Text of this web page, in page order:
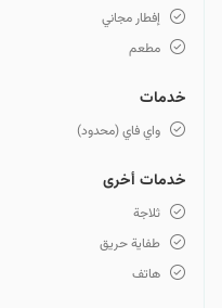
إفطار مجاني
مطعم
خدمات
واي فاي (محدود)
خدمات أخرى
ثلاجة
طفاية حريق
هاتف